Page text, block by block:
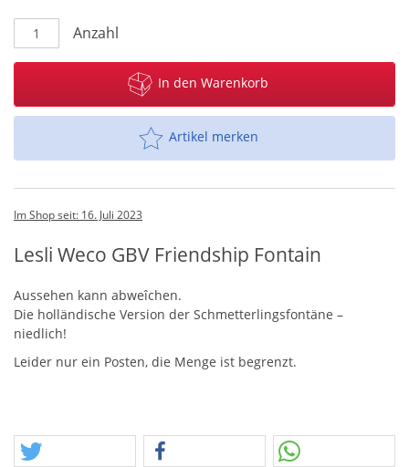
Anzahl
In den Warenkorb
Artikel merken
Im Shop seit: 16. Juli 2023
Lesli Weco GBV Friendship Fontain
Aussehen kann abweîchen.
Die holländische Version der Schmetterlingsfontäne –
niedlich!
Leider nur ein Posten, die Menge ist begrenzt.